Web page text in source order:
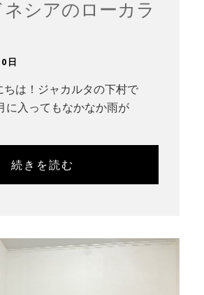
ネシアのローカラ
日
ちは！ジャカルタの下村で
に入ってもなかなか雨が
続きを読む